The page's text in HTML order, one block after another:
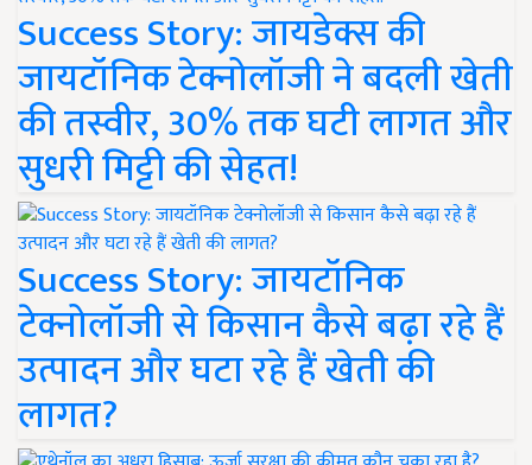
Success Story: जायडेक्स की
जायटॉनिक टेक्नोलॉजी ने बदली खेती
की तस्वीर, 30% तक घटी लागत और
सुधरी मिट्टी की सेहत!
Success Story: जायटॉनिक
टेक्नोलॉजी से किसान कैसे बढ़ा रहे हैं
उत्पादन और घटा रहे हैं खेती की
लागत?